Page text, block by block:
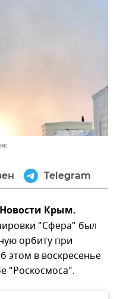
Telegram
Крым.
"Сфера" был
орбиту при
в воскресенье
"Роскосмоcа".